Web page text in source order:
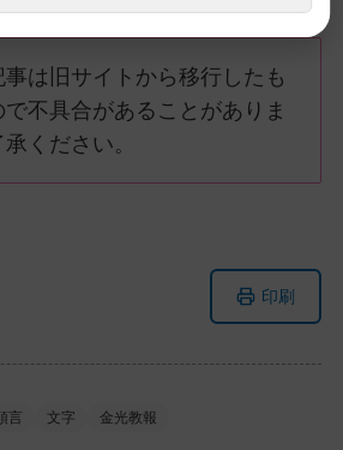
は旧サイトから移行したも
で不具合があることがありま
ください。
印刷
言 文字 金光教報